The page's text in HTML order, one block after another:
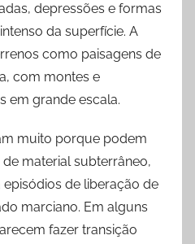
depressões e formas
da superfície. A
como paisagens de
com montes e
em grande escala.
muito porque podem
material subterrâneo,
de liberação de
marciano. Em alguns
fazer transição